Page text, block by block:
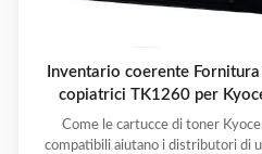
Inventario coerente
copiatrici TK1260 per
PA4000WX Enterprise
Come le cartucce di toner
compatibili aiutano i distributori di